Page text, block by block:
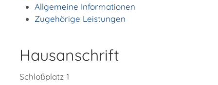
Allgemeine Informationen
Zugehörige Leistungen
Hausanschrift
Schloßplatz 1